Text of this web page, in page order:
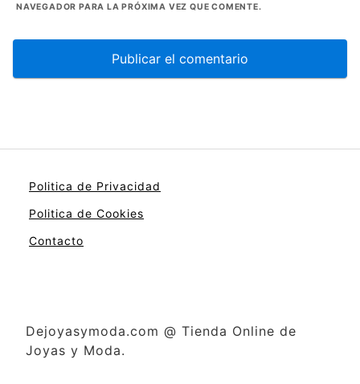
NAVEGADOR PARA LA PRÓXIMA VEZ QUE COMENTE.
Politica de Privacidad
Politica de Cookies
Contacto
Dejoyasymoda.com @ Tienda Online de
Joyas y Moda.